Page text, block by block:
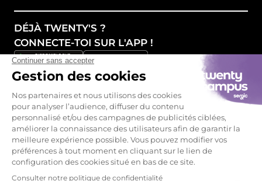
DÉJÀ TWENTY'S ?
CONNECTE-TOI SUR L'APP !
SUIVEZ NOS ACTUALITÉS !
Mentions légales - CGU
Politique de confidentialité
Devenir Partenaire